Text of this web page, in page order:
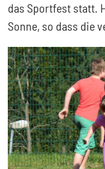
das Sportfest statt.
Sonne, so dass die